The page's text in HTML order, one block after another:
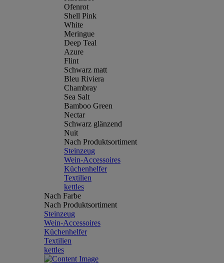
Ofenrot
Shell Pink
White
Meringue
Deep Teal
Azure
Flint
Schwarz matt
Bleu Riviera
Chambray
Sea Salt
Bamboo Green
Nectar
Schwarz glänzend
Nuit
Nach Produktsortiment
Steinzeug
Wein-Accessoires
Küchenhelfer
Textilien
kettles
Nach Farbe
Nach Produktsortiment
Steinzeug
Wein-Accessoires
Küchenhelfer
Textilien
kettles